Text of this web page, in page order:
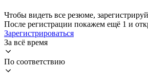
Чтобы видеть все резюме,
После регистрации покажем ещё 1 и
Зарегистрироваться
За всё время
По соответствию